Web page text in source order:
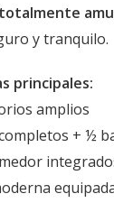
totalmente
y tranquilo.
principales:
amplios
+ ½